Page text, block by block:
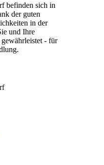
befinden sich in
der guten
in der
und Ihre
- für